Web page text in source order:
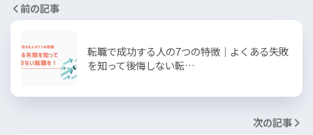
前の記事
転職で成功する人の7つの特徴｜よくある失敗
を知って後悔しない転…
次の記事